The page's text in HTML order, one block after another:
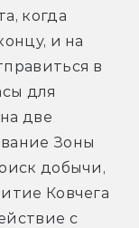
когда
и на
в
для
две
Зоны
добычи,
Ковчега
с